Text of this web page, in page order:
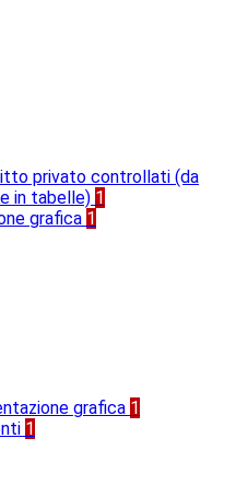
privato controllati (da
in tabelle) 1
grafica 1
grafica 1
1